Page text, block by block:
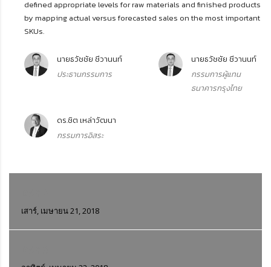
defined appropriate levels for raw materials and finished products
by mapping actual versus forecasted sales on the most important
SKUs.
นายธวัชชัย ชีวานนท์
ประธานกรรมการ
นายธวัชชัย ชีวานนท์
กรรมการผู้แทน
ธนาคารกรุงไทย
ดร.ชิต เหล่าวัฒนา
กรรมการอิสระ
เสาร์, เมษายน 21, 2018